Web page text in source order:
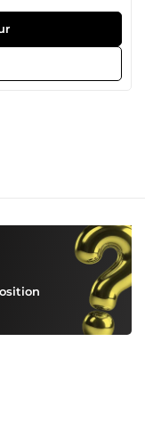
pour des
un design
et maintenable.
des
et optimiser vos